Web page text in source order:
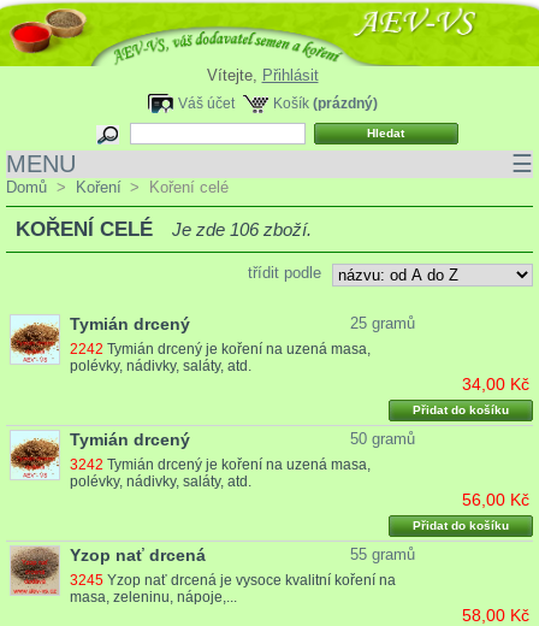
Vítejte, Přihlásit
Košík (prázdný)
Váš účet
MENU ☰
Domů > Koření > Koření celé
KOŘENÍ CELÉ Je zde 106 zboží.
třídit podle
Tymián drcený 25 gramů
2242 Tymián drcený je koření na uzená masa,
polévky, nádivky, saláty, atd.
34,00 Kč
Přidat do košíku
Tymián drcený 50 gramů
3242 Tymián drcený je koření na uzená masa,
polévky, nádivky, saláty, atd.
56,00 Kč
Přidat do košíku
Yzop nať drcená 55 gramů
3245 Yzop nať drcená je vysoce kvalitní koření na
masa, zeleninu, nápoje,...
58,00 Kč